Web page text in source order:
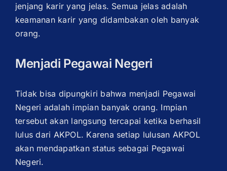
jenjang karir yang jelas. Semua jelas adalah
keamanan karir yang didambakan oleh banyak
orang.
Menjadi Pegawai Negeri
Tidak bisa dipungkiri bahwa menjadi Pegawai
Negeri adalah impian banyak orang. Impian
tersebut akan langsung tercapai ketika berhasil
lulus dari AKPOL. Karena setiap lulusan AKPOL
akan mendapatkan status sebagai Pegawai
Negeri.